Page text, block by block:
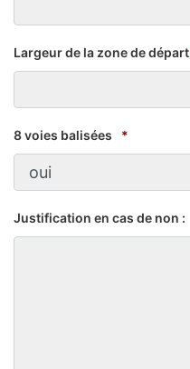
Largeur de la zone de départ
8 voies balisées *
Justification en cas de non :